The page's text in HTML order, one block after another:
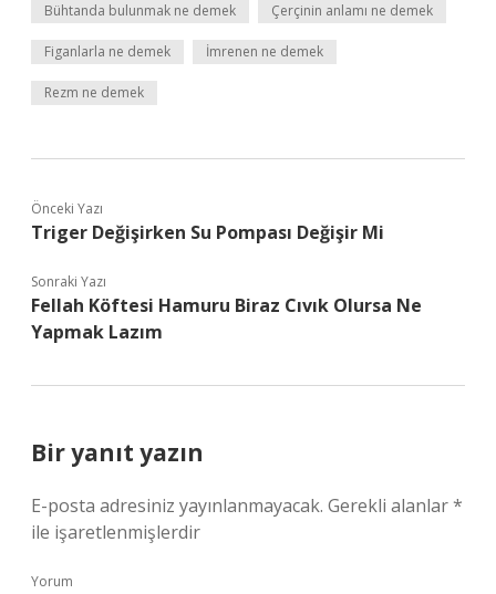
Bühtanda bulunmak ne demek Çerçinin anlamı ne demek
Figanlarla ne demek İmrenen ne demek
Rezm ne demek
Önceki Yazı
Triger Değişirken Su Pompası Değişir Mi
Sonraki Yazı
Fellah Köftesi Hamuru Biraz Cıvık Olursa Ne
Yapmak Lazım
Bir yanıt yazın
E-posta adresiniz yayınlanmayacak. Gerekli alanlar*
ile işaretlenmişlerdir
Yorum